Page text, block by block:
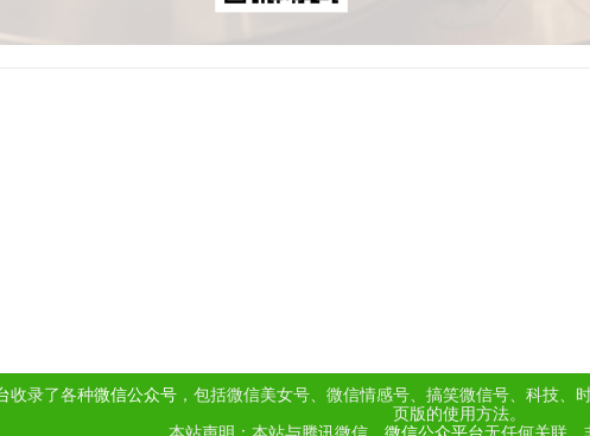
收录了各种微信公众号 ，包括微信美女号、微信情感号、搞笑微信号、科技、
页版的使用方法。
本站声明：本站与腾讯微信、 微信公众平台无任何关联，